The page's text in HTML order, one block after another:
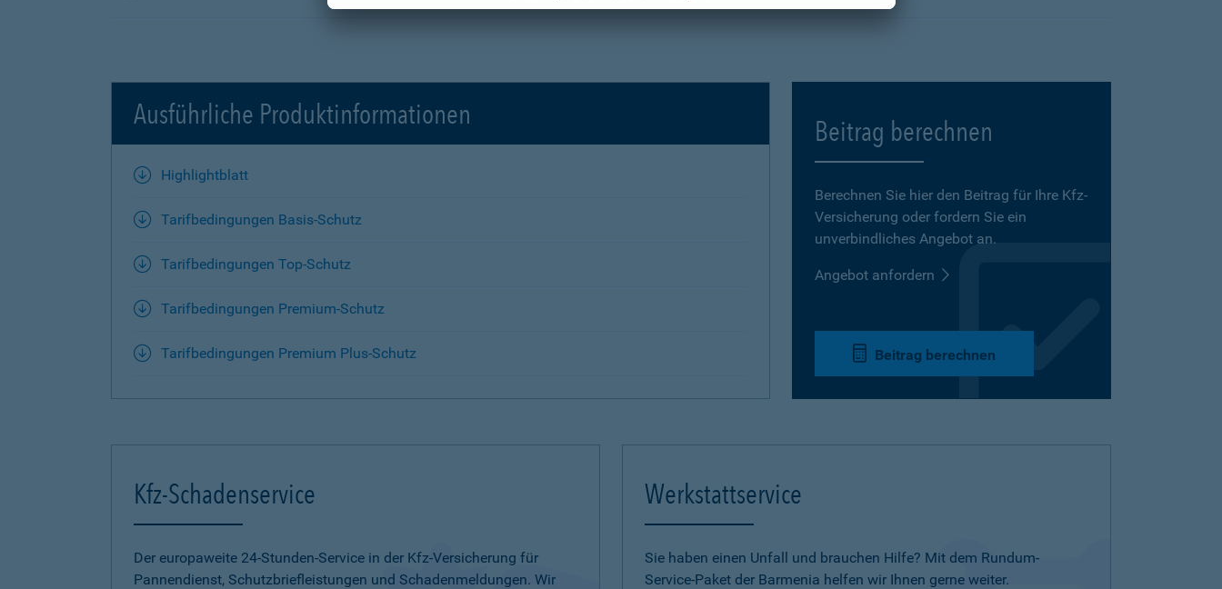
Ausführliche Produktinformationen
Highlightblatt
Tarifbedingungen Basis-Schutz
Tarifbedingungen Top-Schutz
Tarifbedingungen Premium-Schutz
Tarifbedingungen Premium Plus-Schutz
Beitrag berechnen
Berechnen Sie hier den Beitrag für Ihre Kfz-
Versicherung oder fordern Sie ein
unverbindliches Angebot an.
Angebot anfordern
Beitrag berechnen
Kfz-Schadenservice
Der europaweite 24-Stunden-Service in der Kfz-Versicherung für
Pannendienst, Schutzbriefleistungen und Schadenmeldungen. Wir
Werkstattservice
Sie haben einen Unfall und brauchen Hilfe? Mit dem Rundum-
Service-Paket der Barmenia helfen wir Ihnen gerne weiter.